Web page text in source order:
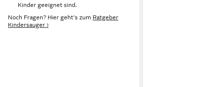
Kinder geeignet sind.
Noch Fragen? Hier geht's zum Ratgeber
Kindersauger ›